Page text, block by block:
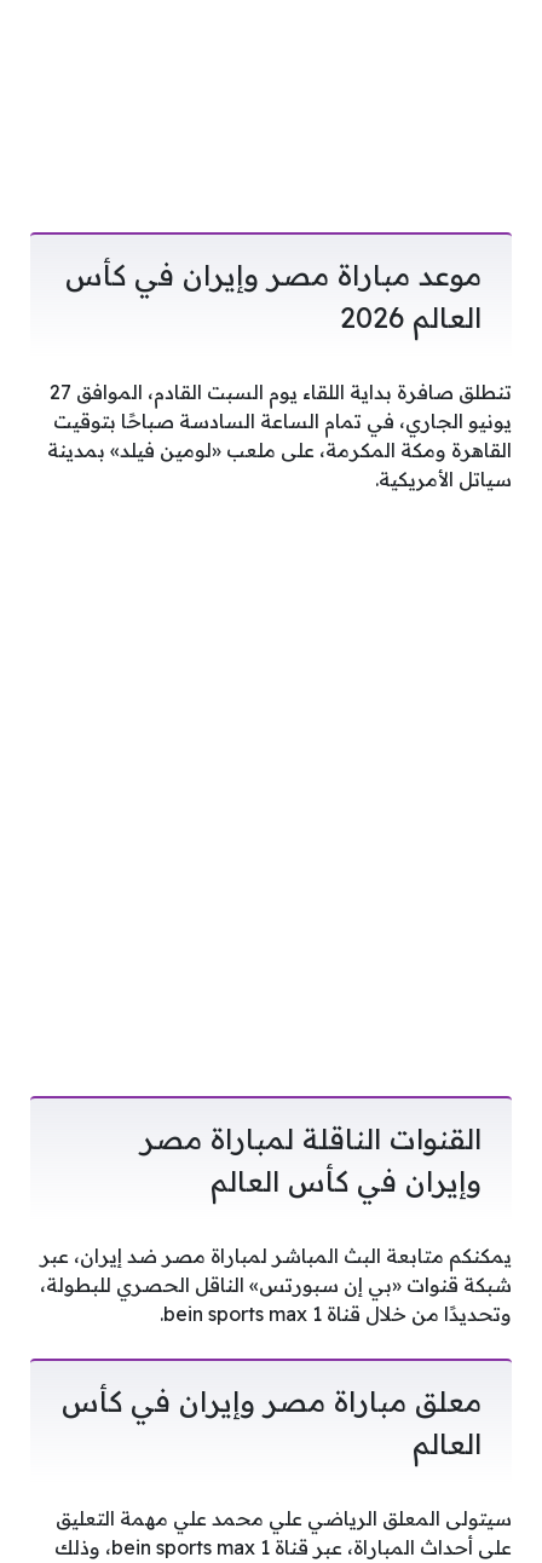
موعد مباراة مصر وإيران في كأس
العالم 2026
تنطلق صافرة بداية اللقاء يوم السبت القادم، الموافق 27
يونيو الجاري، في تمام الساعة السادسة صباحًا بتوقيت
القاهرة ومكة المكرمة، على ملعب «لومين فيلد» بمدينة
سياتل الأمريكية.
القنوات الناقلة لمباراة مصر
وإيران في كأس العالم
يمكنكم متابعة البث المباشر لمباراة مصر ضد إيران، عبر
شبكة قنوات «بي إن سبورتس» الناقل الحصري للبطولة،
وتحديدًا من خلال قناة bein sports max 1.
معلق مباراة مصر وإيران في كأس
العالم
سيتولى المعلق الرياضي علي محمد علي مهمة التعليق
على أحداث المباراة، عبر قناة bein sports max 1، وذلك